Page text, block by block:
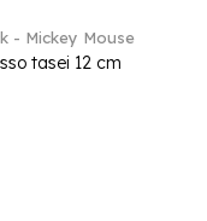
- Mickey Mouse
tasei 12 cm